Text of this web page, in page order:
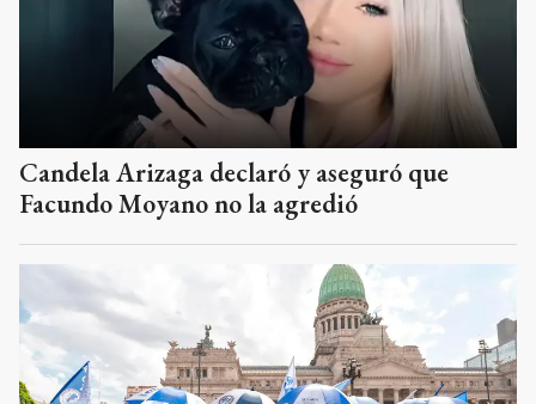
Candela Arizaga declaró y aseguró que
Facundo Moyano no la agredió